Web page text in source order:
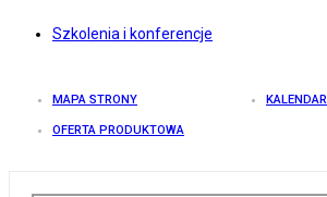
Szkolenia i konferencje
MAPA STRONY
OFERTA PRODUKTOWA